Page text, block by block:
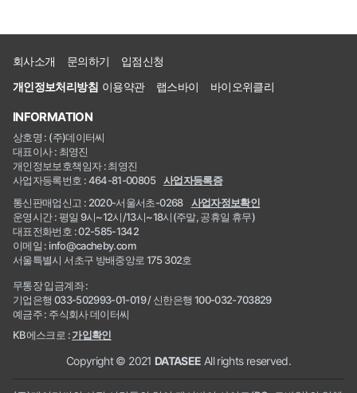
회사소개 문의하기
입점신청
개인정보처리방침 이용약관 랩스바이 바이오위클리
INFORMATION
상호명 : (주)데이터씨
대표이사 : 최영진
개인정보보호책임자 : 최영진
사업자등록번호 : 464-81-00805
사업자등록증
통신판매업신고 : 2020-서울서초-0268
사업자정보확인
운영시간 : 평일 9시~12시/13시~18시(주말, 공휴일 휴무)
대표전화번호 : 02-585-1342
이메일 : info@cacheby.com
서울특별시 서초구 방배중앙로 175 302호
무통장 입금계좌 :
기업은행 033-502993-01-019 / 신한은행 100-032-703829
예금주 : 주식회사 데이터씨
KB에스크로 :가입확인
Copyright © 2021 DATASEE All rights reserved.